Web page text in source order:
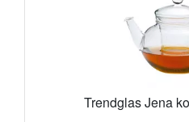
Trendglas Jena